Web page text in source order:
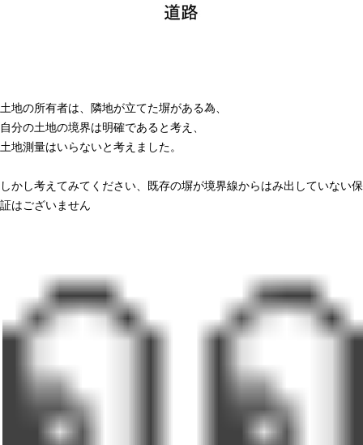
土地の所有者は、隣地が立てた塀がある為、
自分の土地の境界は明確であると考え、
土地測量はいらないと考えました。
しかし考えてみてください、既存の塀が境界線からはみ出していない保
証はございません